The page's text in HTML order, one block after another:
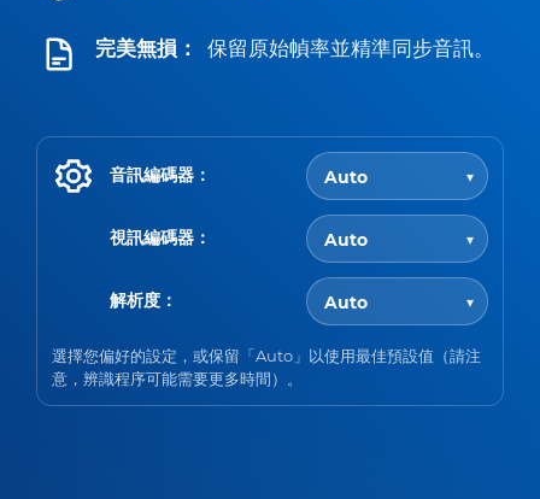
完美無損： 保留原始幀率並精準同步音訊。
音訊編碼器：
視訊編碼器：
解析度：
選擇您偏好的設定，或保留「Auto」以使用最佳預設值（請注
意，辨識程序可能需要更多時間）。